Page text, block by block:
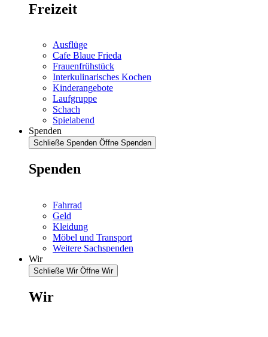
Freizeit
Ausflüge
Cafe Blaue Frieda
Frauenfrühstück
Interkulinarisches Kochen
Kinderangebote
Laufgruppe
Schach
Spielabend
Spenden
Schließe Spenden Öffne Spenden
Spenden
Fahrrad
Geld
Kleidung
Möbel und Transport
Weitere Sachspenden
Wir
Schließe Wir Öffne Wir
Wir